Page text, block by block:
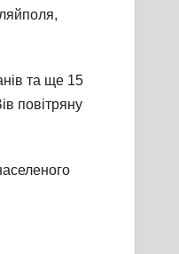
та ще 15
повітряну